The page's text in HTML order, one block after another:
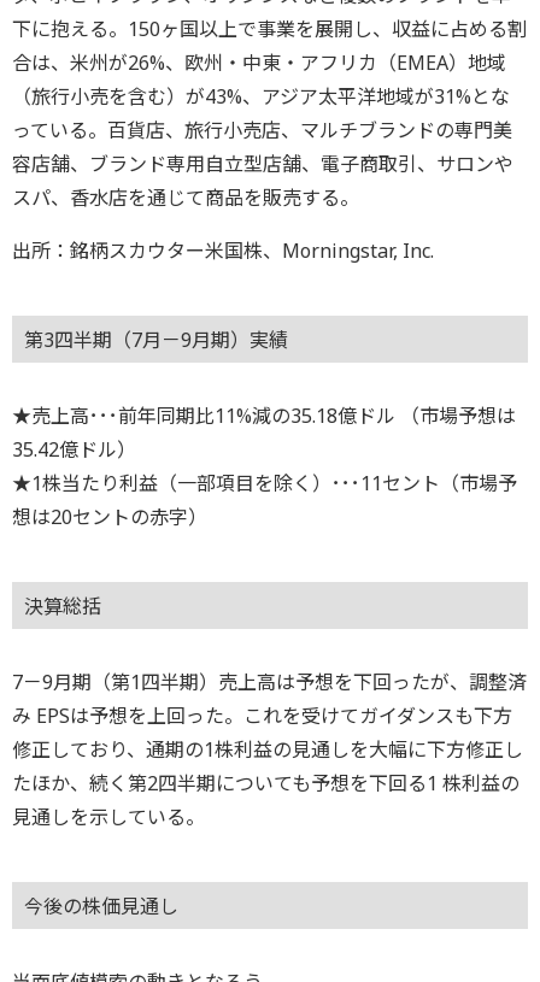
下に抱える。150ヶ国以上で事業を展開し、収益に占める割
合は、米州が26%、欧州・中東・アフリカ（EMEA）地域
（旅行小売を含む）が43%、アジア太平洋地域が31%とな
っている。百貨店、旅行小売店、マルチブランドの専門美
容店舗、ブランド専用自立型店舗、電子商取引、サロンや
スパ、香水店を通じて商品を販売する。
出所：銘柄スカウター米国株、Morningstar, Inc.
第3四半期（7月－9月期）実績
★売上高･･･前年同期比11%減の35.18億ドル （市場予想は
35.42億ドル）
★1株当たり利益（一部項目を除く）･･･11セント（市場予
想は20セントの赤字）
決算総括
7－9月期（第1四半期）売上高は予想を下回ったが、調整済
み EPSは予想を上回った。これを受けてガイダンスも下方
修正しており、通期の1株利益の見通しを大幅に下方修正し
たほか、続く第2四半期についても予想を下回る1 株利益の
見通しを示している。
今後の株価見通し